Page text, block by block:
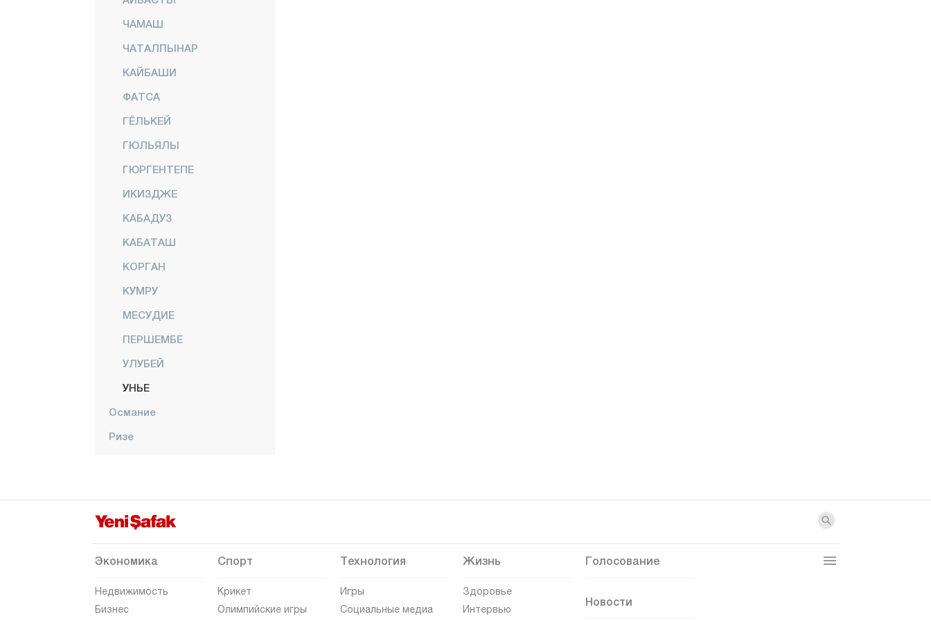
ЧАМАШ
ЧАТАЛПЫНАР
КАЙБАШИ
ФАТСА
ГЁЛЬКЕЙ
ГЮЛЬЯЛЫ
ГЮРГЕНТЕПЕ
ИКИЗДЖЕ
КАБАДУЗ
КАБАТАШ
КОРГАН
КУМРУ
МЕСУДИЕ
ПЕРШЕМБЕ
УЛУБЕЙ
УНЬЕ
Османие
Ризе
Сиирт
Синоп
Сивас
Экономика
Недвижимость
Бизнес
Спорт
Крикет
Олимпийские игры
Технология
Игры
Социальные медиа
Жизнь
Здоровье
Интервью
Голосование
Новости